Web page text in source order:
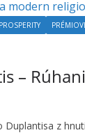
–
Duplantisa z